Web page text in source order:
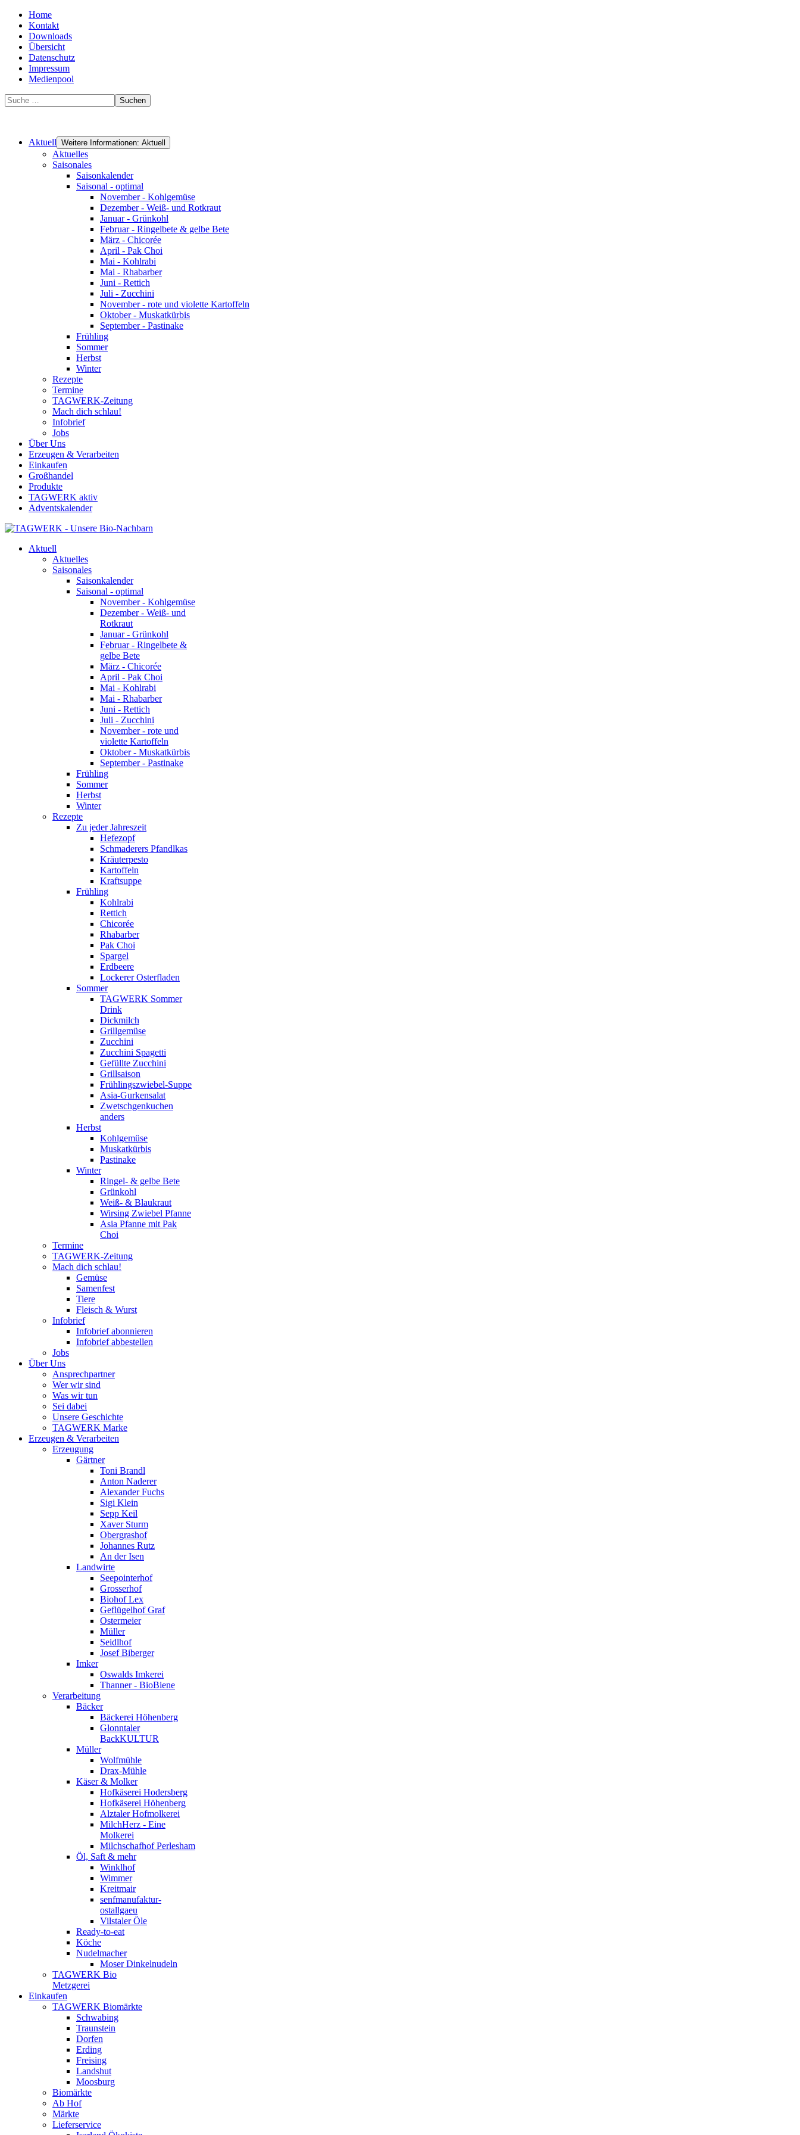
Home
Kontakt
Downloads
Übersicht
Datenschutz
Impressum
Medienpool
Suchen
Aktuell Weitere Informationen: Aktuell
Aktuelles
Saisonales
Saisonkalender
Saisonal - optimal
November - Kohlgemüse
Dezember - Weiß- und Rotkraut
Januar - Grünkohl
Februar - Ringelbete & gelbe Bete
März - Chicorée
April - Pak Choi
Mai - Kohlrabi
Mai - Rhabarber
Juni - Rettich
Juli - Zucchini
November - rote und violette Kartoffeln
Oktober - Muskatkürbis
September - Pastinake
Frühling
Sommer
Herbst
Winter
Rezepte
Termine
TAGWERK-Zeitung
Mach dich schlau!
Infobrief
Jobs
Über Uns
Erzeugen & Verarbeiten
Einkaufen
Großhandel
Produkte
TAGWERK aktiv
Adventskalender
Aktuell
Aktuelles
Saisonales
Saisonkalender
Saisonal - optimal
November - Kohlgemüse
Dezember - Weiß- und
Rotkraut
Januar - Grünkohl
Februar - Ringelbete &
gelbe Bete
März - Chicorée
April - Pak Choi
Mai - Kohlrabi
Mai - Rhabarber
Juni - Rettich
Juli - Zucchini
November - rote und
violette Kartoffeln
Oktober - Muskatkürbis
September - Pastinake
Frühling
Sommer
Herbst
Winter
Rezepte
Zu jeder Jahreszeit
Hefezopf
Schmaderers Pfandlkas
Kräuterpesto
Kartoffeln
Kraftsuppe
Frühling
Kohlrabi
Rettich
Chicorée
Rhabarber
Pak Choi
Spargel
Erdbeere
Lockerer Osterfladen
Sommer
TAGWERK Sommer
Drink
Dickmilch
Grillgemüse
Zucchini
Zucchini Spagetti
Gefüllte Zucchini
Grillsaison
Frühlingszwiebel-Suppe
Asia-Gurkensalat
Zwetschgenkuchen
anders
Herbst
Kohlgemüse
Muskatkürbis
Pastinake
Winter
Ringel- & gelbe Bete
Grünkohl
Weiß- & Blaukraut
Wirsing Zwiebel Pfanne
Asia Pfanne mit Pak
Choi
Termine
TAGWERK-Zeitung
Mach dich schlau!
Gemüse
Samenfest
Tiere
Fleisch & Wurst
Infobrief
Infobrief abonnieren
Infobrief abbestellen
Jobs
Über Uns
Ansprechpartner
Wer wir sind
Was wir tun
Sei dabei
Unsere Geschichte
TAGWERK Marke
Erzeugen & Verarbeiten
Erzeugung
Gärtner
Toni Brandl
Anton Naderer
Alexander Fuchs
Sigi Klein
Sepp Keil
Xaver Sturm
Obergrashof
Johannes Rutz
An der Isen
Landwirte
Seepointerhof
Grosserhof
Biohof Lex
Geflügelhof Graf
Ostermeier
Müller
Seidlhof
Josef Biberger
Imker
Oswalds Imkerei
Thanner - BioBiene
Verarbeitung
Bäcker
Bäckerei Höhenberg
Glonntaler
BackKULTUR
Müller
Wolfmühle
Drax-Mühle
Käser & Molker
Hofkäserei Hodersberg
Hofkäserei Höhenberg
Alztaler Hofmolkerei
MilchHerz - Eine
Molkerei
Milchschafhof Perlesham
Öl, Saft & mehr
Winklhof
Wimmer
Kreitmair
senfmanufaktur-
ostallgaeu
Vilstaler Öle
Ready-to-eat
Köche
Nudelmacher
Moser Dinkelnudeln
TAGWERK Bio
Metzgerei
Einkaufen
TAGWERK Biomärkte
Schwabing
Traunstein
Dorfen
Erding
Freising
Landshut
Moosburg
Biomärkte
Ab Hof
Märkte
Lieferservice